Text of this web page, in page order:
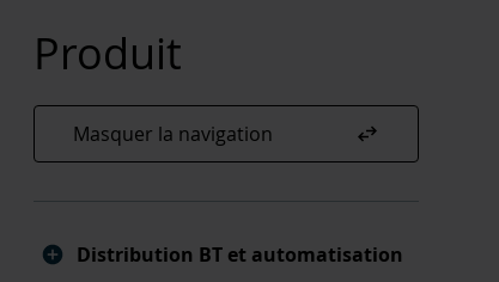
Produit
Masquer la navigation swap_horiz
Distribution BT et automatisation